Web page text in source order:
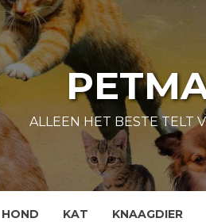
ALLEEN HET BESTE TELT
HOND KAT KNAAGDIER